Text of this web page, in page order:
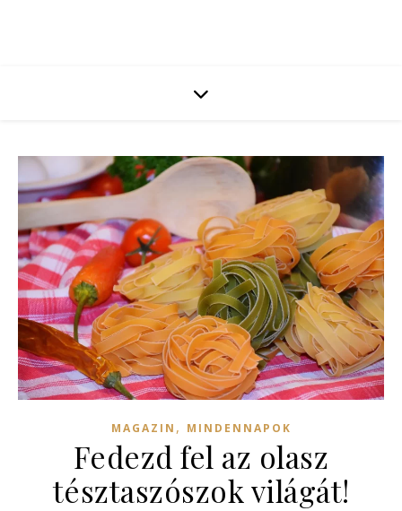
MAGAZIN , MINDENNAPOK
Fedezd fel az olasz
tésztaszószok világát!